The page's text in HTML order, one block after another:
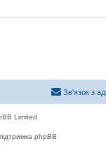
в
Зв'язок з
Limited
phpBB